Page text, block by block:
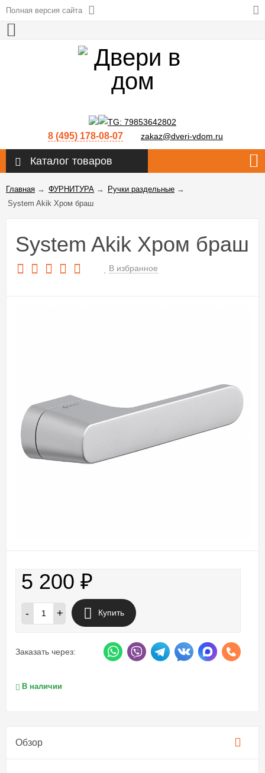
Полная версия сайта
8 (495) 178-08-07 zakaz@dveri-vdom.ru
Каталог товаров
Главная → ФУРНИТУРА → Ручки раздельные →
System Akik Хром браш
System Akik Хром браш
В избранное
5 200 ₽
- + Купить
Заказать через:
В наличии
Обзор